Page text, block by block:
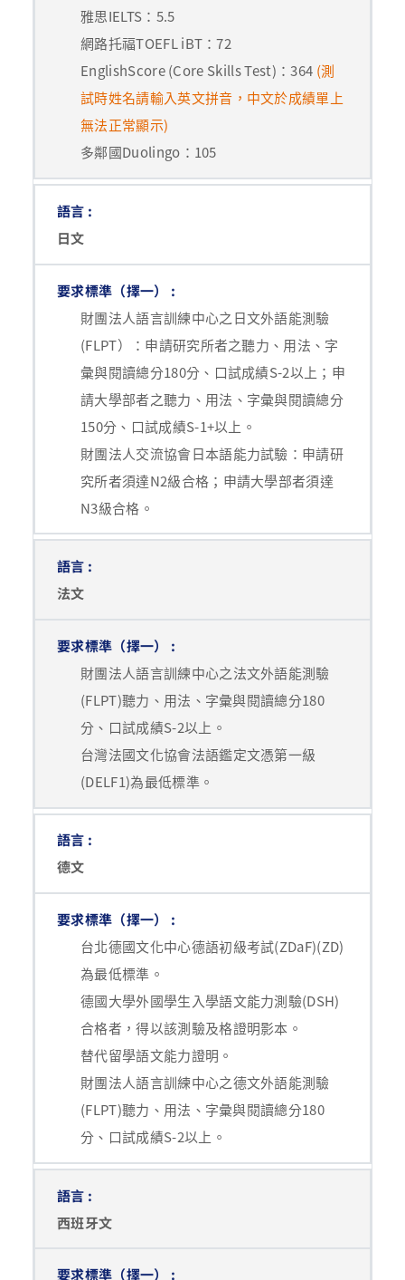
雅思IELTS：5.5
網路托福TOEFL iBT：72
EnglishScore (Core Skills Test)：364 (測
試時姓名請輸入英文拼音，中文於成績單上
無法正常顯示)
多鄰國Duolingo：105
日文
財團法人語言訓練中心之日文外語能測驗
(FLPT）：申請研究所者之聽力、用法、字
彙與閱讀總分180分、口試成績S-2以上；申
請大學部者之聽力、用法、字彙與閱讀總分
150分、口試成績S-1+以上。
財團法人交流協會日本語能力試驗：申請研
究所者須達N2級合格；申請大學部者須達
N3級合格。
法文
財團法人語言訓練中心之法文外語能測驗
(FLPT)聽力、用法、字彙與閱讀總分180
分、口試成績S-2以上。
台灣法國文化協會法語鑑定文憑第一級
(DELF1)為最低標準。
德文
台北德國文化中心德語初級考試(ZDaF)(ZD)
為最低標準。
德國大學外國學生入學語文能力測驗(DSH)
合格者，得以該測驗及格證明影本。
替代留學語文能力證明。
財團法人語言訓練中心之德文外語能測驗
(FLPT)聽力、用法、字彙與閱讀總分180
分、口試成績S-2以上。
西班牙文